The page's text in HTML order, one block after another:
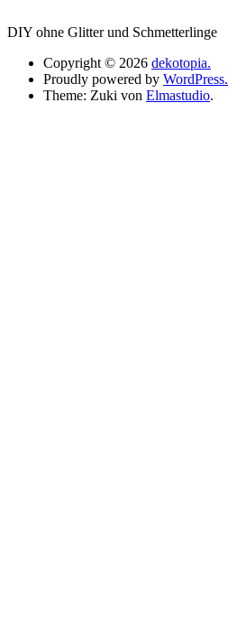
DIY ohne Glitter und Schmetterlinge
Copyright © 2026 dekotopia.
Proudly powered by WordPress.
Theme: Zuki von Elmastudio.